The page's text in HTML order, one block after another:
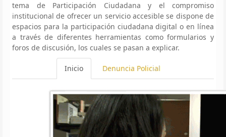
tema de Participación Ciudadana y el compromiso
institucional de ofrecer un servicio accesible se dispone de
espacios para la participación ciudadana digital o en línea
a través de diferentes herramientas como formularios y
foros de discusión, los cuales se pasan a explicar.
Inicio Denuncia Policial